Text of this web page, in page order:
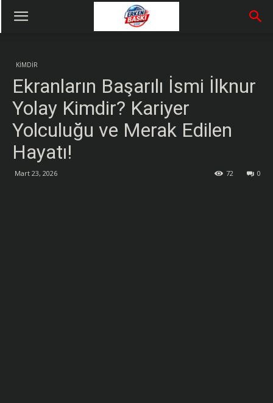
KİMDİR
Ekranların Başarılı İsmi İlknur
Yolay Kimdir? Kariyer
Yolculuğu ve Merak Edilen
Hayatı!
Mart 23, 2026 0
72